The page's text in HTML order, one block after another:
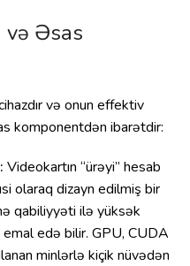
və Əsas
və onun effektiv
komponentdən ibarətdir:
Videokartın “ürəyi” hesab
olaraq dizayn edilmiş bir
qabiliyyəti ilə yüksək
edə bilir. GPU, CUDA
minlərlə kiçik nüvədən